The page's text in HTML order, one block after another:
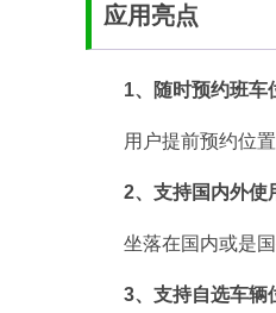
应用亮点
1、随时预约班车
用户提前预约位
2、支持国内外使
坐落在国内或是
3、支持自选车辆